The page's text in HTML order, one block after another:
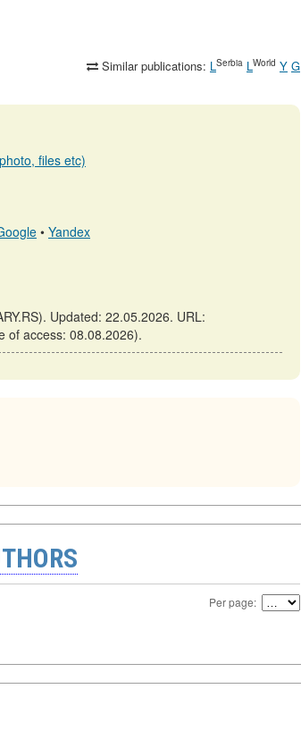
Similar publications: LSerbia LWorld Y G
files etc)
• Yandex
Updated: 22.05.2026. URL:
of access: 08.08.2026).
Per page: